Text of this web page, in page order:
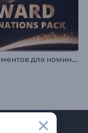
П
акет документов для номинации на премию